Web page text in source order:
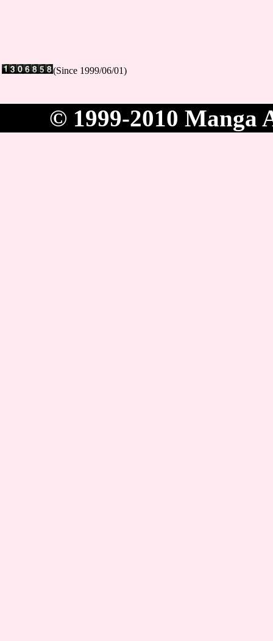
(Since 1999/06/01)
© 1999-2010 Manga